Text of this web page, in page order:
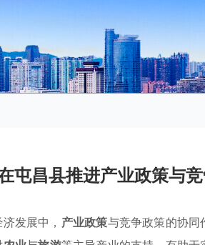
屯昌县推进产业政策与
发展中， 产业政策与竞争政策的协